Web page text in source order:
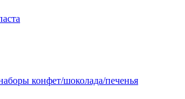
конфет/шоколада/печенья